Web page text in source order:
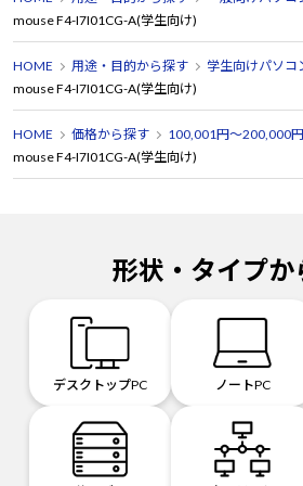
mouse F4-I7I01CG-A(学生向け)
HOME 用途・目的から探す
学生向けパソコ
mouse F4-I7I01CG-A(学生向け)
HOME 価格から探す
100,001円～200,000円
mouse F4-I7I01CG-A(学生向け)
形状・タイプか
デスクトップPC ノートPC